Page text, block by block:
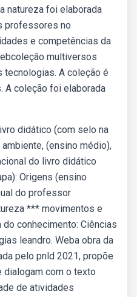
natureza foi elaborada
professores no
e competências da
multiversos
tecnologias. A coleção é
A coleção foi elaborada
didático (com selo na
(ensino médio),
do livro didático
Origens (ensino
do professor
*** movimentos e
conhecimento: Ciências
leandro. Weba obra da
pelo pnld 2021, propõe
com o texto
de atividades